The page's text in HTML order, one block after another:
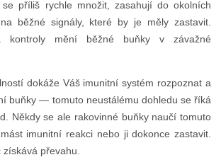
se příliš rychle množit, zasahují do okolních
běžné signály, které by je měly zastavit.
kontroly mění běžné buňky v závažné
dokáže Váš imunitní systém rozpoznat a
buňky — tomuto neustálému dohledu se říká
Někdy se ale rakovinné buňky naučí tomuto
imunitní reakci nebo ji dokonce zastavit.
převahu.